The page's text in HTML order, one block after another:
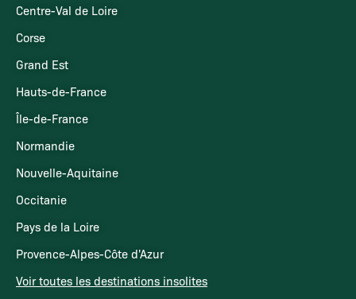
Centre-Val de Loire
Corse
Grand Est
Hauts-de-France
Île-de-France
Normandie
Nouvelle-Aquitaine
Occitanie
Pays de la Loire
Provence-Alpes-Côte d'Azur
Voir toutes les destinations insolites